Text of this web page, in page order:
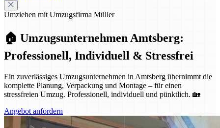
Umziehen mit Umzugsfirma Müller
🏠 Umzugsunternehmen Amtsberg:
Professionell, Individuell & Stressfrei
Ein zuverlässiges Umzugsunternehmen in Amtsberg übernimmt die
komplette Planung, Verpackung und Montage – für einen
stressfreien Umzug. Professionell, individuell und pünktlich. 🏡
Angebot anfordern